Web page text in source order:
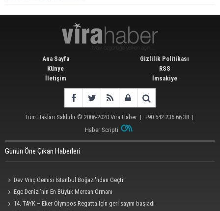
Ana Sayfa
Künye
İletişim
Gizlilik Politikası
RSS
İmsakiye
Tüm Hakları Saklıdır © 2006-2020 Vira Haber | +90 542 236 66 38 |
Haber Scripti
Günün Öne Çıkan Haberleri
Dev Vinç Gemisi İstanbul Boğazı'ndan Geçti
Ege Denizi’nin En Büyük Mercan Ormanı
14. TAYK – Eker Olympos Regatta için geri sayım başladı